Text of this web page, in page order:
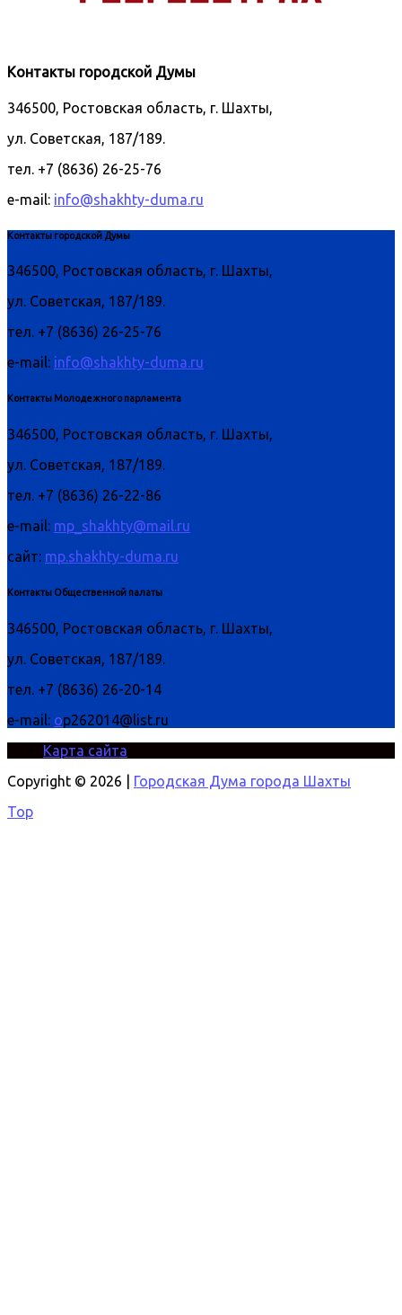
Контакты городской Думы
346500, Ростовская область, г. Шахты,
ул. Советская, 187/189.
тел. +7 (8636) 26-25-76
e-mail: info@shakhty-duma.ru
Контакты городской Думы
346500, Ростовская область, г. Шахты,
ул. Советская, 187/189.
тел. +7 (8636) 26-25-76
e-mail: info@shakhty-duma.ru
Контакты Молодежного парламента
346500, Ростовская область, г. Шахты,
ул. Советская, 187/189.
тел. +7 (8636) 26-22-86
e-mail: mp_shakhty@mail.ru
сайт: mp.shakhty-duma.ru
Контакты Общественной палаты
346500, Ростовская область, г. Шахты,
ул. Советская, 187/189.
тел. +7 (8636) 26-20-14
e-mail: op262014@list.ru
Карта сайта
Copyright © 2026 |
Городская Дума города Шахты
Top